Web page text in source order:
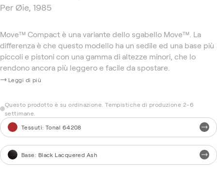
Per Øie, 1985
Move™ Compact è una variante dello sgabello Move™. La
differenza è che questo modello ha un sedile ed una base più
piccoli e pistoni con una gamma di altezze minori, che lo
rendono ancora più leggero e facile da spostare.
Leggi di più
Questo prodotto è su ordinazione. Tempistiche di produzione 2-6
settimane.
Tessuti: Tonal 64208
Base: Black Lacquered Ash